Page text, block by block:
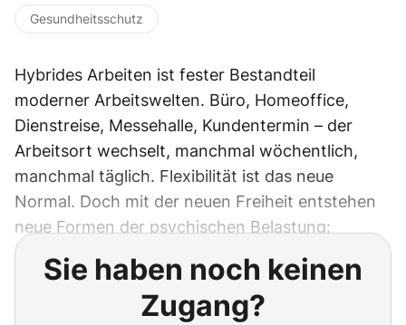
Gesundheitsschutz
Hybrides Arbeiten ist fester Bestandteil
moderner Arbeitswelten. Büro, Homeoffice,
Dienstreise, Messehalle, Kundentermin – der
Arbeitsort wechselt, manchmal wöchentlich,
manchmal täglich. Flexibilität ist das neue
Normal. Doch mit der neuen Freiheit entstehen
neue Formen der psychischen Belastung:
Sie haben noch keinen
Zugang?